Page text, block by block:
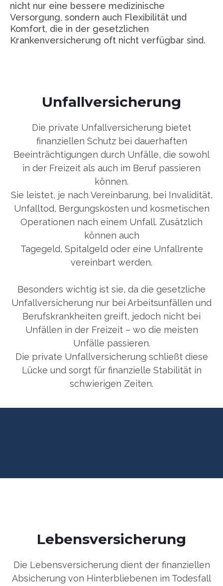
nicht nur eine bessere medizinische
Versorgung, sondern auch Flexibilität und
Komfort, die in der gesetzlichen
Krankenversicherung oft nicht verfügbar sind.
Unfallversicherung
Die private Unfallversicherung bietet
finanziellen Schutz bei dauerhaften
Beeinträchtigungen durch Unfälle, die sowohl
in der Freizeit als auch im Beruf passieren
können.
Sie leistet, je nach Vereinbarung, bei Invalidität,
Unfalltod, Bergungskosten und kosmetischen
Operationen nach einem Unfall. Zusätzlich
können auch
Tagegeld, Spitalgeld oder eine Unfallrente
vereinbart werden.
Besonders wichtig ist sie, da die gesetzliche
Unfallversicherung nur bei Arbeitsunfällen und
Berufskrankheiten greift, jedoch nicht bei
Unfällen in der Freizeit – wo die meisten
Unfälle passieren.
Die private Unfallversicherung schließt diese
Lücke und sorgt für finanzielle Stabilität in
schwierigen Zeiten.
Lebensversicherung
Die Lebensversicherung dient der finanziellen
Absicherung von Hinterbliebenen im Todesfall